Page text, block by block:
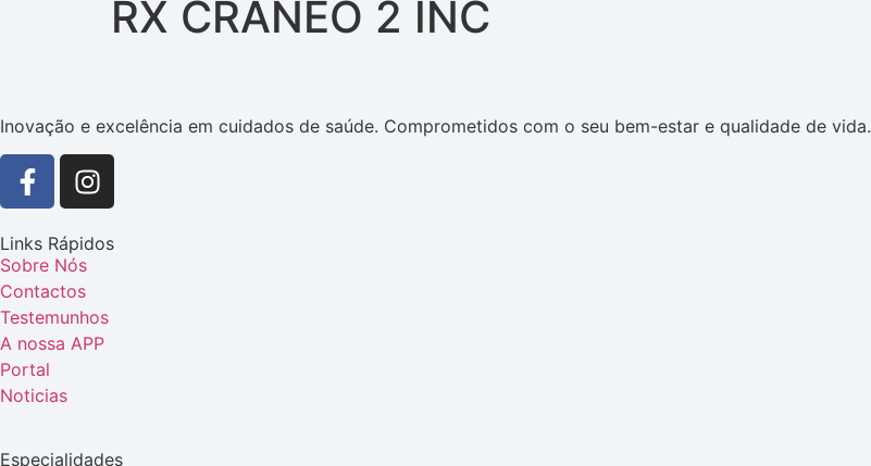
RX CRANEO 2 INC
Inovação e excelência em cuidados de saúde. Comprometidos com o seu bem-estar e qualidade de vida.
Links Rápidos
Sobre Nós
Contactos
Testemunhos
A nossa APP
Portal
Noticias
Especialidades